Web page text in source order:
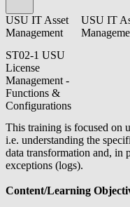
USU IT Asset
Management
ST02-1 USU
License
Management -
Functions &
Configurations
USU IT
This training is focused on
i.e. understanding the
data transformation and, in
exceptions (logs).
Content/Learning